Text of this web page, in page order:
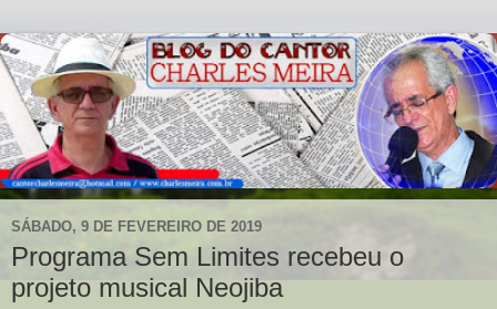
SÁBADO, 9 DE FEVEREIRO DE 2019
Programa Sem Limites recebeu o
projeto musical Neojiba